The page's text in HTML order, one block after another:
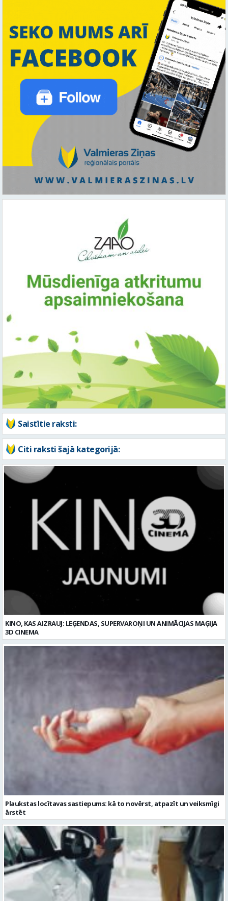
Saistītie raksti:
Citi raksti šajā kategorijā:
KINO, KAS AIZRAUJ: LEĢENDAS, SUPERVAROŅI UN ANIMĀCIJAS MAĢIJA
3D CINEMA
Plaukstas locītavas sastiepums: kā to novērst, atpazīt un veiksmīgi
ārstēt